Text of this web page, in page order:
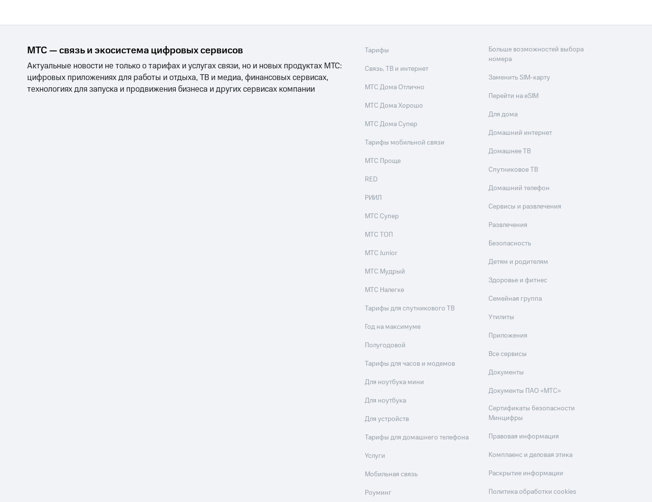
МТС — связь и экосистема цифровых сервисов
Актуальные новости не только о тарифах и услугах связи, но и новых продуктах МТС:
цифровых приложениях для работы и отдыха, ТВ и медиа, финансовых сервисах,
технологиях для запуска и продвижения бизнеса и других сервисах компании
Тарифы
Связь, ТВ и интернет
МТС Дома Отлично
МТС Дома Хорошо
МТС Дома Супер
Тарифы мобильной связи
МТС Проще
RED
РИИЛ
МТС Супер
МТС ТОП
МТС Junior
МТС Мудрый
МТС Налегке
Тарифы для спутникового ТВ
Год на максимуме
Полугодовой
Тарифы для часов и модемов
Для ноутбука мини
Для ноутбука
Для устройств
Тарифы для домашнего телефона
Услуги
Мобильная связь
Роуминг
Больше возможностей выбора
номера
Заменить SIM-карту
Перейти на eSIM
Для дома
Домашний интернет
Домашнее ТВ
Спутниковое ТВ
Домашний телефон
Сервисы и развлечения
Развлечения
Безопасность
Детям и родителям
Здоровье и фитнес
Семейная группа
Утилиты
Приложения
Все сервисы
Документы
Документы ПАО «МТС»
Сертификаты безопасности
Минцифры
Правовая информация
Комплаенс и деловая этика
Раскрытие информации
Политика обработки cookies